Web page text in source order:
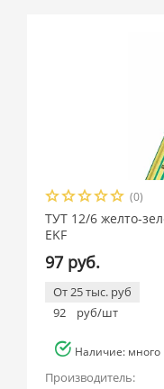
(0)
ТУТ 12/6 желто-
EKF
97 руб.
От 25 тыс. руб
92
руб/шт
Наличие: много
Производитель: